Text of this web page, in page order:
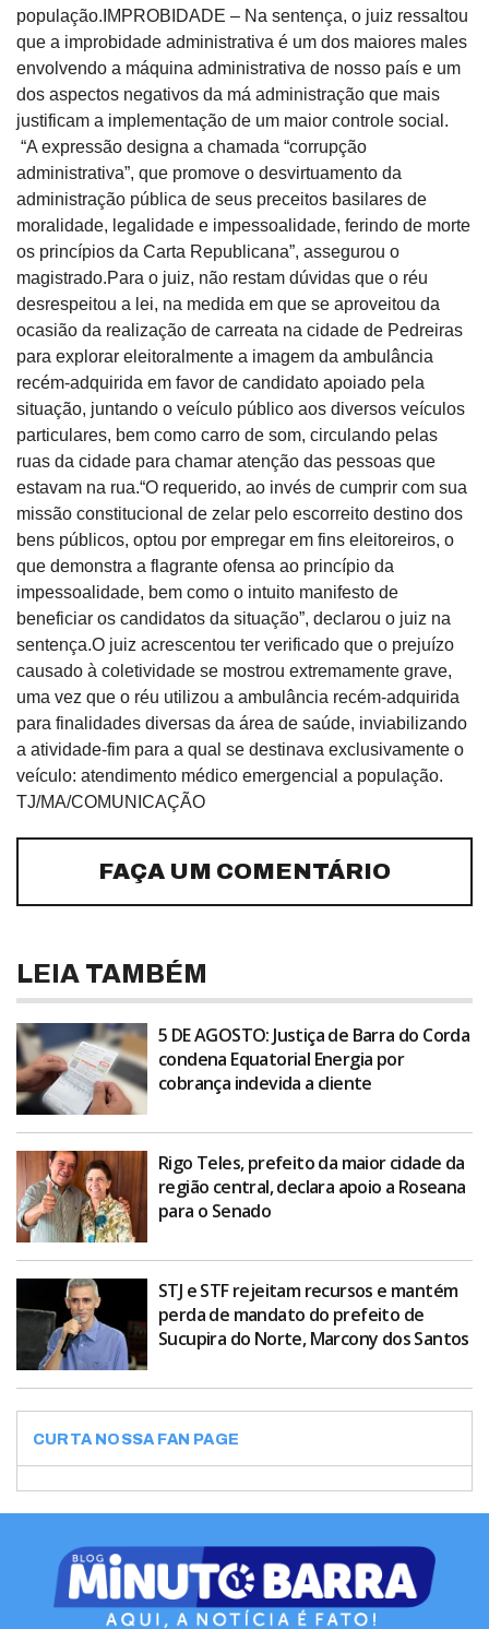
população.IMPROBIDADE – Na sentença, o juiz ressaltou
que a improbidade administrativa é um dos maiores males
envolvendo a máquina administrativa de nosso país e um
dos aspectos negativos da má administração que mais
justificam a implementação de um maior controle social.
“A expressão designa a chamada “corrupção
administrativa”, que promove o desvirtuamento da
administração pública de seus preceitos basilares de
moralidade, legalidade e impessoalidade, ferindo de morte
os princípios da Carta Republicana”, assegurou o
magistrado.Para o juiz, não restam dúvidas que o réu
desrespeitou a lei, na medida em que se aproveitou da
ocasião da realização de carreata na cidade de Pedreiras
para explorar eleitoralmente a imagem da ambulância
recém-adquirida em favor de candidato apoiado pela
situação, juntando o veículo público aos diversos veículos
particulares, bem como carro de som, circulando pelas
ruas da cidade para chamar atenção das pessoas que
estavam na rua.“O requerido, ao invés de cumprir com sua
missão constitucional de zelar pelo escorreito destino dos
bens públicos, optou por empregar em fins eleitoreiros, o
que demonstra a flagrante ofensa ao princípio da
impessoalidade, bem como o intuito manifesto de
beneficiar os candidatos da situação”, declarou o juiz na
sentença.O juiz acrescentou ter verificado que o prejuízo
causado à coletividade se mostrou extremamente grave,
uma vez que o réu utilizou a ambulância recém-adquirida
para finalidades diversas da área de saúde, inviabilizando
a atividade-fim para a qual se destinava exclusivamente o
veículo: atendimento médico emergencial a população.
TJ/MA/COMUNICAÇÃO
FAÇA UM COMENTÁRIO
LEIA TAMBÉM
5 DE AGOSTO: Justiça de Barra do Corda
condena Equatorial Energia por
cobrança indevida a cliente
Rigo Teles, prefeito da maior cidade da
região central, declara apoio a Roseana
para o Senado
STJ e STF rejeitam recursos e mantém
perda de mandato do prefeito de
Sucupira do Norte, Marcony dos Santos
CURTA NOSSA FAN PAGE